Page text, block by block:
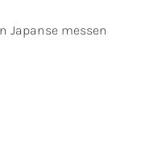
Japanse messen